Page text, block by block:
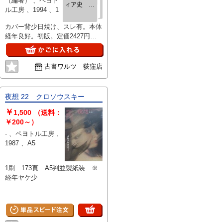
ィア史
書）
ル工房 、1994 、1
カバー背少日焼け、スレ有。本体
経年良好。初版。定価2427円
+税。赤色カバー。
古書ワルツ 荻窪店
夜想 22 クロソウスキー
￥ 1,500
（送料：
￥200～）
- 、ペヨトル工房 、
1987 、A5
1刷 173頁 A5判並製紙装 ※
経年ヤケ少